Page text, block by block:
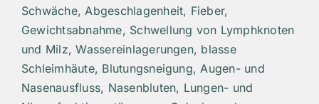
Schwäche, Abgeschlagenheit, Fieber,
Gewichtsabnahme, Schwellung von Lymphknoten
und Milz, Wassereinlagerungen, blasse
Schleimhäute, Blutungsneigung, Augen- und
Nasenausfluss, Nasenbluten, Lungen- und